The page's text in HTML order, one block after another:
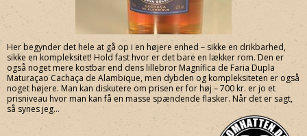
Her begynder det hele at gå op i en højere enhed – sikke en drikbarhed,
sikke en kompleksitet! Hold fast hvor er det bare en lækker rom. Den er
også noget mere kostbar end dens lillebror Magnífica de Faria Dupla
Maturaçao Cachaça de Alambique, men dybden og kompleksiteten er også
noget højere. Man kan diskutere om prisen er for høj – 700 kr. er jo et
prisniveau hvor man kan få en masse spændende flasker. Når det er sagt,
så synes jeg...